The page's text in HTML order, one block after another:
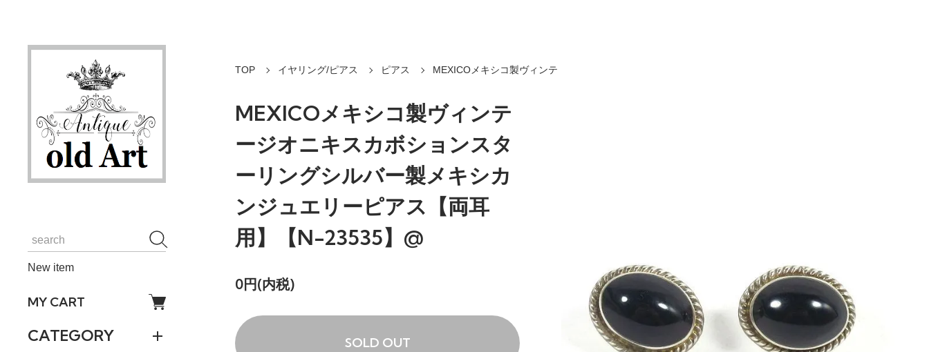
New item
MY CART
CATEGORY
TOP イヤリング/ピアス ピアス MEXICOメキシコ製ヴィンテ
MEXICOメキシコ製ヴィンテ
ージオニキスカボションスタ
ーリングシルバー製メキシカ
ンジュエリーピアス【両耳
用】【N-23535】@
0円(内税)
SOLD OUT